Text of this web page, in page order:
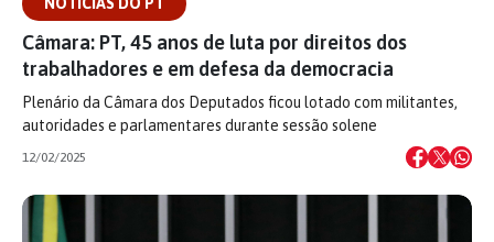
Câmara: PT, 45 anos de luta por direitos dos
trabalhadores e em defesa da democracia
Plenário da Câmara dos Deputados ficou lotado com militantes,
autoridades e parlamentares durante sessão solene
12/02/2025